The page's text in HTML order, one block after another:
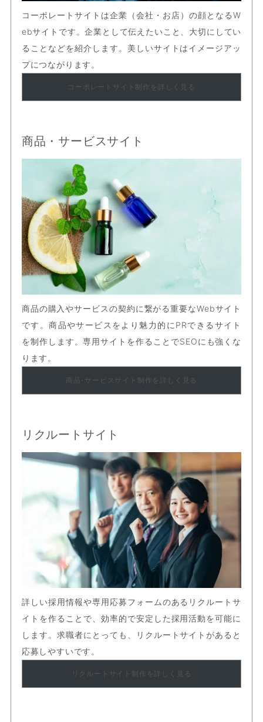
コーポレートサイトは企業（会社・お店）の顔となるW
ebサイトです。企業として伝えたいこと、大切にしてい
ることなどを紹介します。美しいサイトはイメージアッ
プにつながります。
コーポレートサイト制作を詳しく見る
商品・サービスサイト
商品の購入やサービスの契約に繋がる重要なWebサイト
です。商品やサービスをより魅力的にPRできるサイト
を制作します。専用サイトを作ることでSEOにも強くな
ります。
商品・サービスサイト制作を詳しく見る
リクルートサイト
詳しい採用情報や専用応募フォームのあるリクルートサ
イトを作ることで、効率的で安定した採用活動を可能に
します。求職者にとっても、リクルートサイトがあると
応募しやすいです。
リクルートサイト制作を詳しく見る